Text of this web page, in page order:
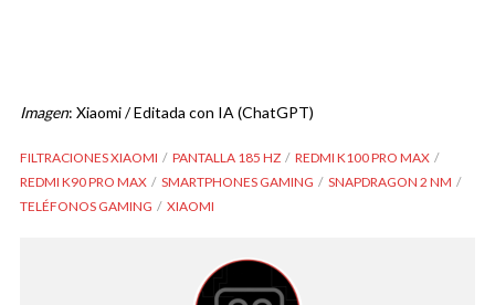
Imagen: Xiaomi / Editada con IA (ChatGPT)
FILTRACIONES XIAOMI PANTALLA 185 HZ
REDMI K100 PRO MAX
REDMI K90 PRO MAX
SMARTPHONES GAMING
SNAPDRAGON 2 NM
TELÉFONOS GAMING
XIAOMI